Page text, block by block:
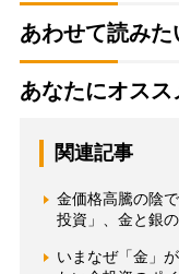
あわせて読みた
あなたにオスス
関連記事
金価格高騰の陰
投資」、金と銀
いまなぜ「金」